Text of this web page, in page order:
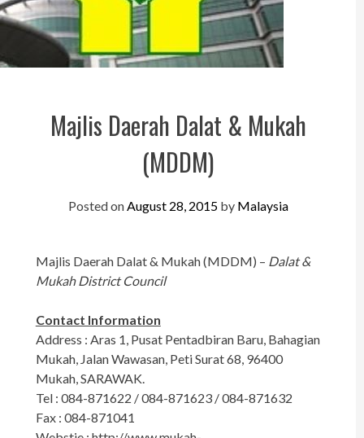
Perak
Melaka
Sabah
UTC
Majlis Daerah Dalat & Mukah
(MDDM)
Posted onAugust 28, 2015by Malaysia
Majlis Daerah Dalat & Mukah (MDDM) – Dalat &
Mukah District Council
Contact Information
Address : Aras 1, Pusat Pentadbiran Baru, Bahagian
Mukah, Jalan Wawasan, Peti Surat 68, 96400
Mukah, SARAWAK.
Tel : 084-871622 / 084-871623 / 084-871632
Fax : 084-871041